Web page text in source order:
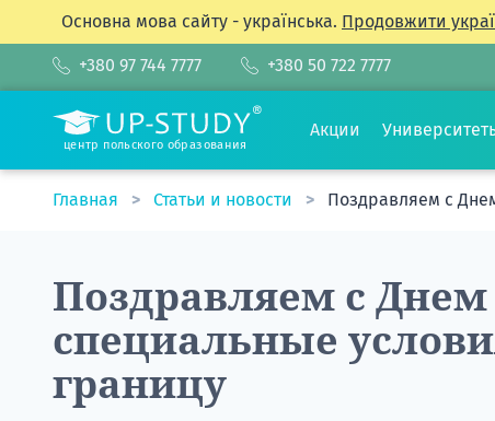
Основна мова сайту - українська. Продовжити
+380 97 744 7777 +380 50 722 7777
центр польского образования
Акции
Главная Статьи и новости Поздравляем с
Поздравляем с
специальные
границу